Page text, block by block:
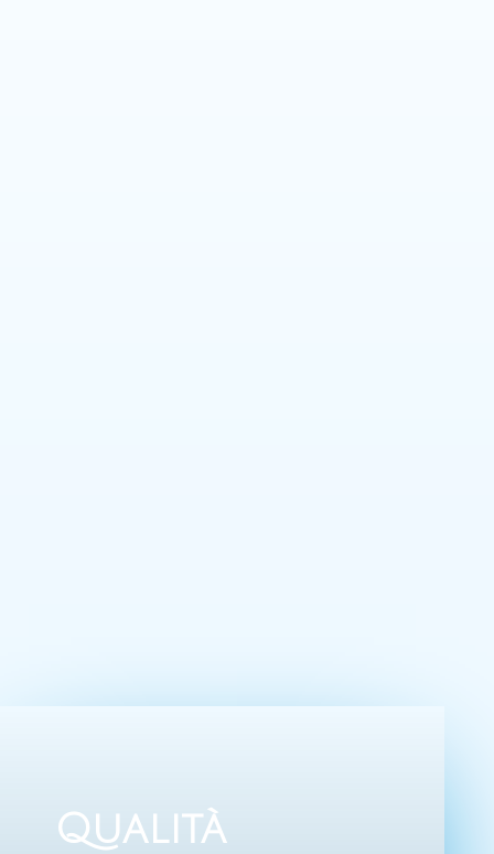
Qualità